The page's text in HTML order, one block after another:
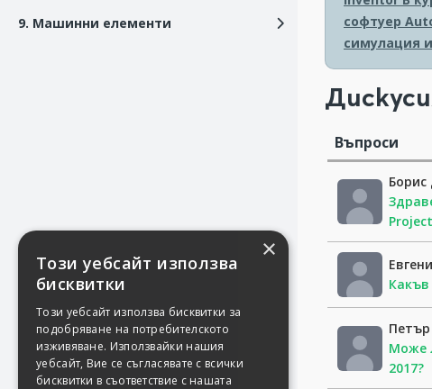
9. Машинни елементи
софтуер
симулация
Въпроси
Борис
Какъв
Може
2017?
×
Този уебсайт използва
бисквитки
Този уебсайт използва бисквитки за
подобряване на потребителското
изживяване. Използвайки нашия
уебсайт, Вие се съгласявате с всички
бисквитки в съответствие с нашата